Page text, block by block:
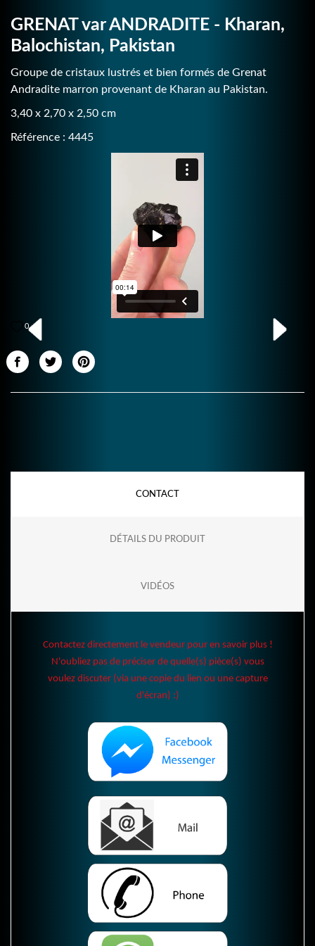
GRENAT var ANDRADITE - Kharan,
Balochistan, Pakistan
Groupe de cristaux lustrés et bien formés de Grenat
Andradite marron provenant de Kharan au Pakistan.
3,40 x 2,70 x 2,50 cm
Référence : 4445
0
CONTACT
DÉTAILS DU PRODUIT
VIDÉOS
Contactez directement le vendeur pour en savoir plus !
N'oubliez pas de préciser de quelle(s) pièce(s) vous
voulez discuter (via une copie du lien ou une capture
d'écran) :)